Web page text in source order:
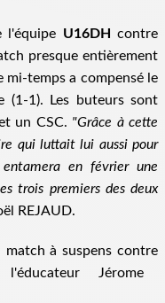
l'équipe U16DH
contre
presque entièrement
mi-temps a compensé le
(1-1). Les buteurs sont
un CSC. "Grâce à cette
qui luttait lui aussi pour
en février une
trois premiers des deux
REJAUD.
match à suspens contre
Jérome